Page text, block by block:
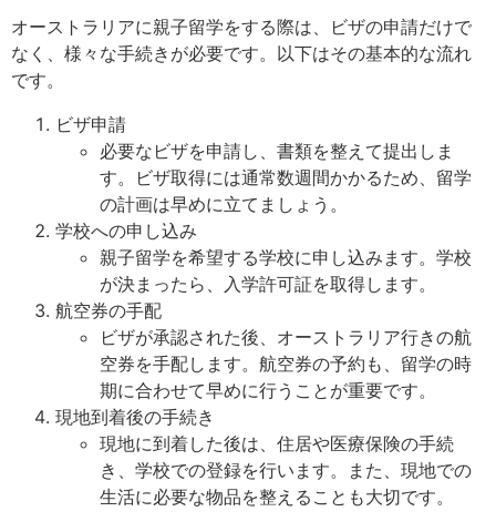
オーストラリアに親子留学をする際は、ビザの申請だけで
なく、様々な手続きが必要です。以下はその基本的な流れ
です。
ビザ申請
必要なビザを申請し、書類を整えて提出しま
す。ビザ取得には通常数週間かかるため、留学
の計画は早めに立てましょう。
学校への申し込み
親子留学を希望する学校に申し込みます。学校
が決まったら、入学許可証を取得します。
航空券の手配
ビザが承認された後、オーストラリア行きの航
空券を手配します。航空券の予約も、留学の時
期に合わせて早めに行うことが重要です。
現地到着後の手続き
現地に到着した後は、住居や医療保険の手続
き、学校での登録を行います。また、現地での
生活に必要な物品を整えることも大切です。